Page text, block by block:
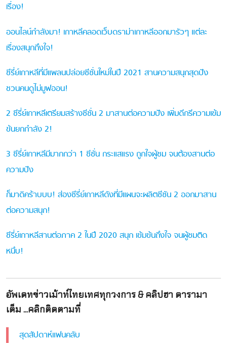
เรื่อง!
ออนไลน์กำลังมา! เกาหลีคลอดเว็บดราม่าเกาหลีออกมารัวๆ แต่ละ
เรื่องสนุกถึงใจ!
ซีรี่ย์เกาหลีที่มีแพลนปล่อยซีซั่นใหม่ในปี 2021 สานความสนุกสุดปัง
ชวนคนดูไม่มูฟออน!
2 ซีรี่ย์เกาหลีเตรียมสร้างซีซั่น 2 มาสานต่อความปัง เพิ่มดีกรีความเข้ม
ข้นยกกำลัง 2!
3 ซีรี่ย์เกาหลีมีมากกว่า 1 ซีซั่น กระแสแรง ถูกใจผู้ชม จนต้องสานต่อ
ความปัง
ก็มาดิคร้าบบบ! ส่องซีรี่ย์เกาหลีดังที่มีแผนจะผลิตซีซัน 2 ออกมาสาน
ต่อความสนุก!
ซีรี่ย์เกาหลีสานต่อภาค 2 ในปี 2020 สนุก เข้มข้นถึงใจ จนผู้ชมติด
หนึบ!
อัพเดทข่าวเม้าท์ไทยเทศทุกวงการ & คลิปฮา ดารามา
เต็ม ...คลิกติดตามที่
สุดสัปดาห์แฟนคลับ